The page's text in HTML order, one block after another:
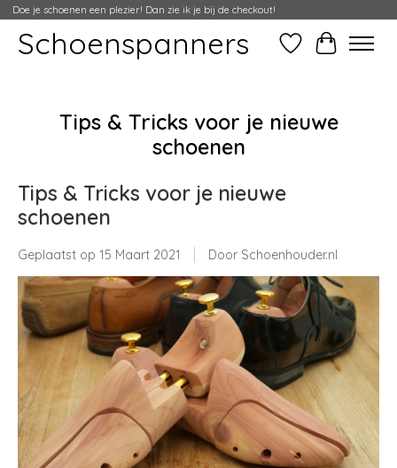
Doe je schoenen een plezier! Dan zie ik je bij de checkout!
Schoenspanners Verlanglijst
Tips & Tricks voor je nieuwe
schoenen
Tips & Tricks voor je nieuwe
schoenen
Geplaatst op 15 Maart 2021 Door Schoenhouder.nl